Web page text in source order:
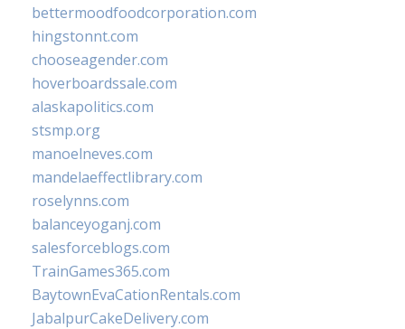
bettermoodfoodcorporation.com
hingstonnt.com
chooseagender.com
hoverboardssale.com
alaskapolitics.com
stsmp.org
manoelneves.com
mandelaeffectlibrary.com
roselynns.com
balanceyoganj.com
salesforceblogs.com
TrainGames365.com
BaytownEvaCationRentals.com
JabalpurCakeDelivery.com